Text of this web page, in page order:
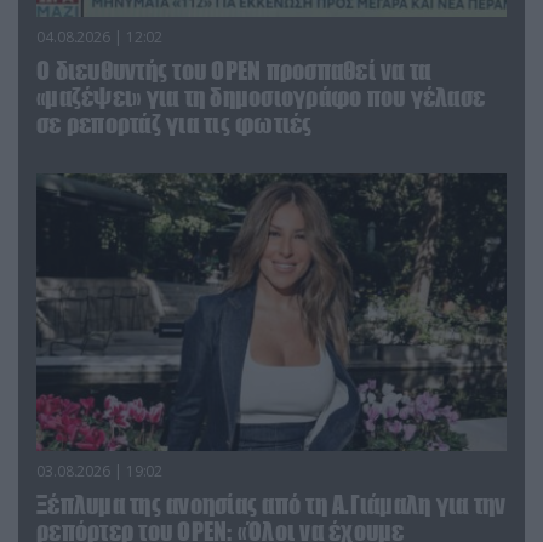
04.08.2026 | 12:02
O διευθυντής του OPEN προσπαθεί να τα
«μαζέψει» για τη δημοσιογράφο που γέλασε
σε ρεπορτάζ για τις φωτιές
03.08.2026 | 19:02
Ξέπλυμα της ανοησίας από τη Α.Γιάμαλη για την
ρεπόρτερ του ΟΡΕΝ: «Όλοι να έχουμε